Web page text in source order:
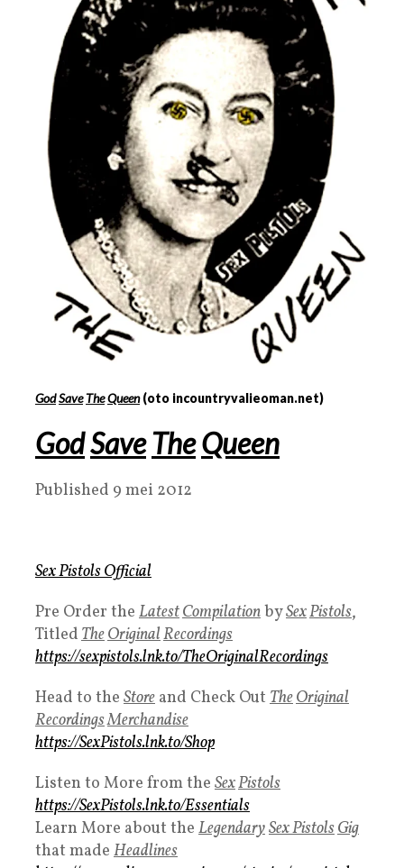
GodSaveTheQueen(oto incountryvalieoman.net)
GodSave TheQueen
Published 9 mei 2012
Sex Pistols Official
Pre Order the LatestCompilationbySexPistols,
TitledTheOriginalRecordings
https://sexpistols.lnk.to/TheOriginalRecordings
Head to the Store and Check Out TheOriginal
RecordingsMerchandise
https://SexPistols.lnk.to/Shop
Listen to More from the SexPistols
https://SexPistols.lnk.to/Essentials
Learn More about the LegendarySex PistolsGig
that made Headlines